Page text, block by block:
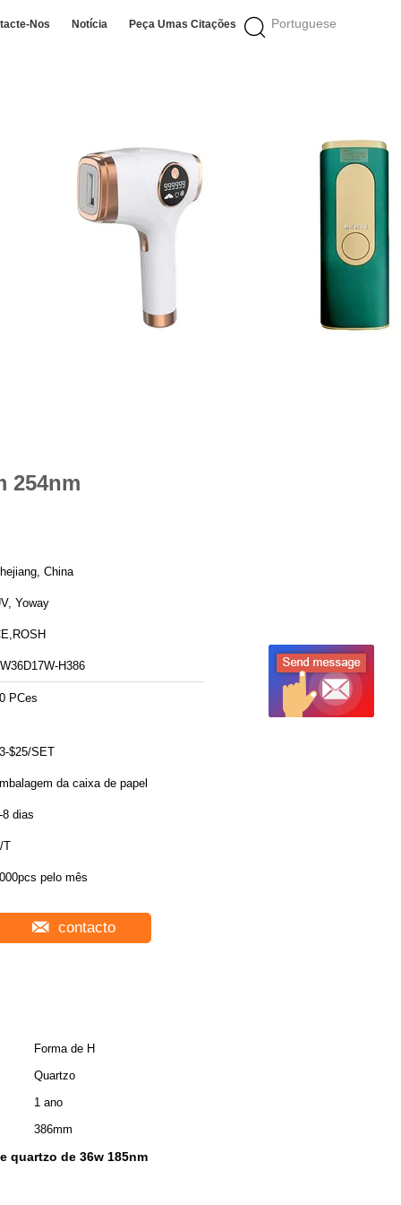
Portuguese
Nos Notícia Peça Umas Citações
254nm
China
Yoway
H386
PCes
$25/SET
da caixa de papel
8 dias
T
pelo mês
contacto
Forma de H
Quartzo
1 ano
386mm
quartzo de 36w 185nm